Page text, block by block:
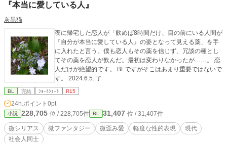
『本当に愛している人』
灰黒猫
夜に帰宅した恋人が「飲めば8時間だけ、目の前にいる人間が
『自分が本当に愛している人』の姿となって見える薬」を手
に入れたと言う。僕も恋人もその薬を信じず、冗談の種とし
てその薬を恋人が飲んだ。最初は変わりなかったが……。 恋
人だけが絶望的です。 BLですがそこはあまり重要ではないで
す。 2024.6.5. 了
BL 完結 ｼｮｰﾄｼｮｰﾄ R15
24h.ポイント 0pt
小説 228,705 位 / 228,705件 BL 31,407 位 / 31,407件
微シリアス 微ファンタジー 微歪み愛 軽度な性的表現
現代
社会人同士